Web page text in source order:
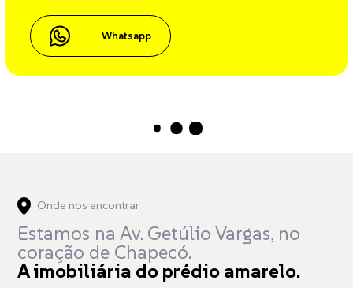
Whatsapp
Onde nos encontrar
Estamos na Av. Getúlio Vargas, no
coração de Chapecó.
A imobiliária do prédio amarelo.